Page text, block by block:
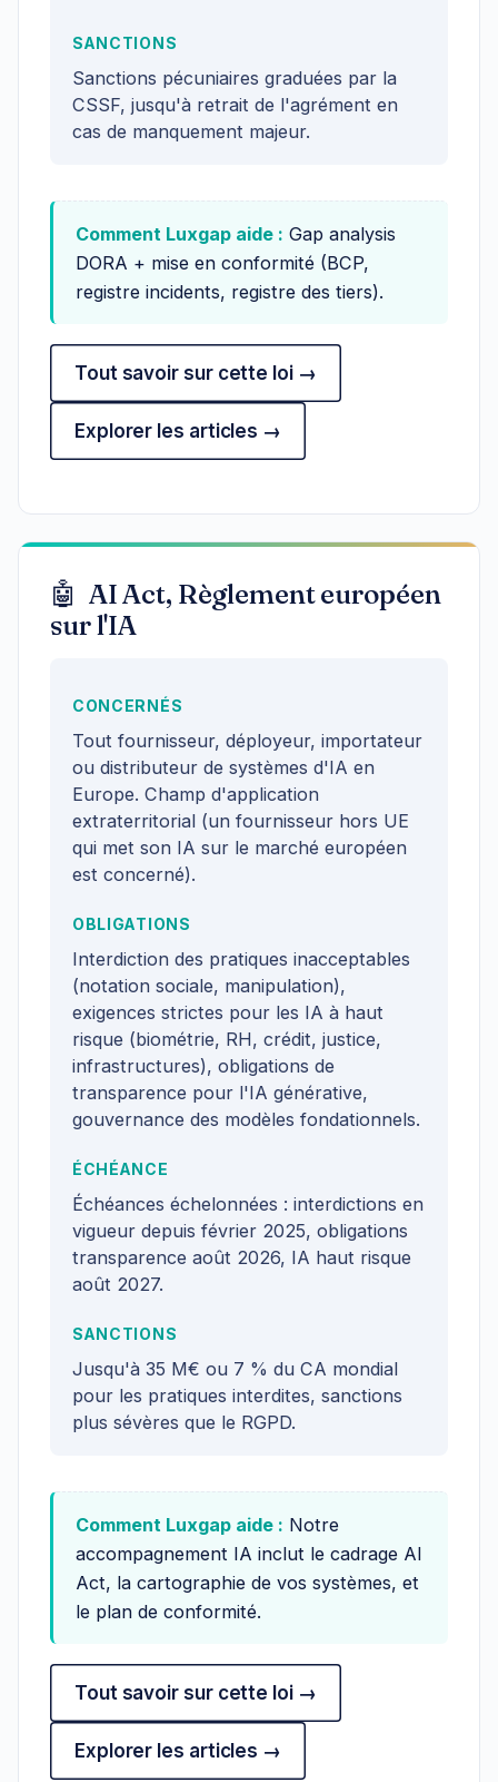
SANCTIONS
Sanctions pécuniaires graduées par la
CSSF, jusqu'à retrait de l'agrément en
cas de manquement majeur.
Comment Luxgap aide : Gap analysis
DORA + mise en conformité (BCP,
registre incidents, registre des tiers).
Tout savoir sur cette loi →
Explorer les articles →
🤖 AI Act, Règlement européen
sur l'IA
CONCERNÉS
Tout fournisseur, déployeur, importateur
ou distributeur de systèmes d'IA en
Europe. Champ d'application
extraterritorial (un fournisseur hors UE
qui met son IA sur le marché européen
est concerné).
OBLIGATIONS
Interdiction des pratiques inacceptables
(notation sociale, manipulation),
exigences strictes pour les IA à haut
risque (biométrie, RH, crédit, justice,
infrastructures), obligations de
transparence pour l'IA générative,
gouvernance des modèles fondationnels.
ÉCHÉANCE
Échéances échelonnées : interdictions en
vigueur depuis février 2025, obligations
transparence août 2026, IA haut risque
août 2027.
SANCTIONS
Jusqu'à 35 M€ ou 7 % du CA mondial
pour les pratiques interdites, sanctions
plus sévères que le RGPD.
Comment Luxgap aide : Notre
accompagnement IA inclut le cadrage AI
Act, la cartographie de vos systèmes, et
le plan de conformité.
Tout savoir sur cette loi →
Explorer les articles →